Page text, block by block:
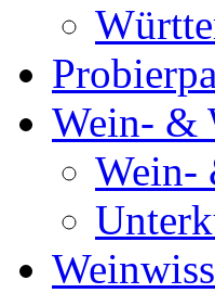
Wein- &
Wein-